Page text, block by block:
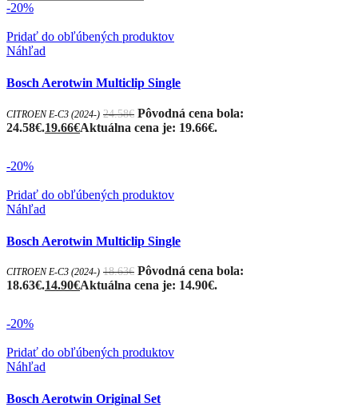
-20%
Pridať do obľúbených produktov
Náhľad
Bosch Aerotwin Multiclip Single
CITROEN E-C3 (2024-) 24.58€ Pôvodná cena bola:
24.58€.19.66€Aktuálna cena je: 19.66€.
-20%
Pridať do obľúbených produktov
Náhľad
Bosch Aerotwin Multiclip Single
CITROEN E-C3 (2024-) 18.63€ Pôvodná cena bola:
18.63€.14.90€Aktuálna cena je: 14.90€.
-20%
Pridať do obľúbených produktov
Náhľad
Bosch Aerotwin Original Set